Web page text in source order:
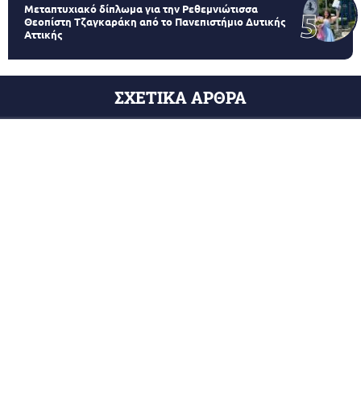
Μεταπτυχιακό δίπλωμα για την Ρεθεμνιώτισσα
Θεοπίστη Τζαγκαράκη από το Πανεπιστήμιο Δυτικής
Αττικής
ΣΧΕΤΙΚΑ ΑΡΘΡΑ